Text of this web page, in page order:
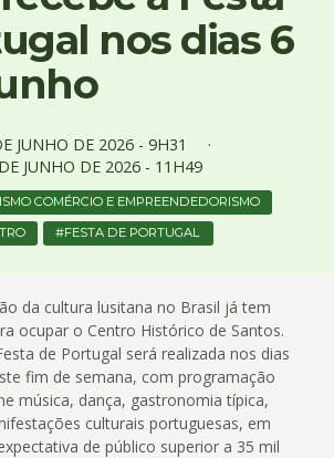
nos dias 6
JUNHO DE 2026 - 9H31
DE JUNHO DE 2026 - 11H49
COMÉRCIO E EMPREENDEDORISMO
FESTA DE PORTUGAL
da cultura lusitana no Brasil já tem
ocupar o Centro Histórico de Santos.
de Portugal será realizada nos dias
fim de semana, com programação
música, dança, gastronomia típica,
culturais portuguesas, em
de público superior a 35 mil